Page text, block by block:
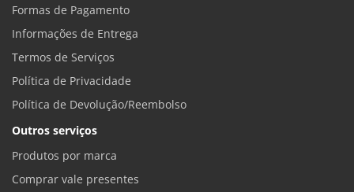
Formas de Pagamento
Informações de Entrega
Termos de Serviços
Política de Privacidade
Política de Devolução/Reembolso
Outros serviços
Produtos por marca
Comprar vale presentes